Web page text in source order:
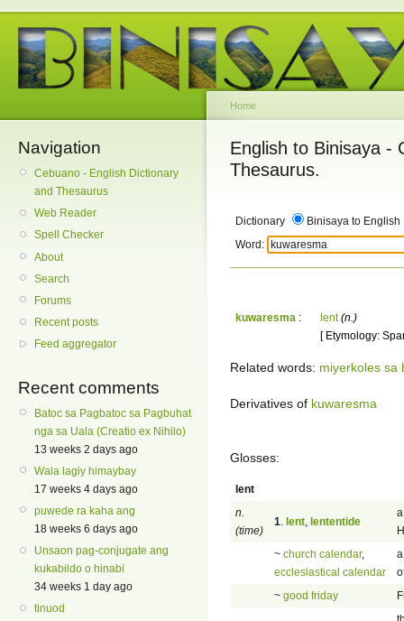
Navigation
Cebuano - English Dictionary
and Thesaurus
Web Reader
Spell Checker
About
Search
Forums
Recent posts
Feed aggregator
Recent comments
Batoc sa Pagbatoc sa Pagbuhat
nga sa Uala (Creatio ex Nihilo)
13 weeks 2 days ago
Wala lagiy himaybay
17 weeks 4 days ago
puwede ra kaha ang
18 weeks 6 days ago
Unsaon pag-conjugate ang
kukabildo o hinabi
34 weeks 1 day ago
tinuod
Home
English to Binisaya -
Thesaurus.
Dictionary
Binisaya to English
Word:
kuwaresma : lent (n.)
[ Etymology:
Related words: miyerkoles sa
Derivatives of kuwaresma
Glosses:
lent
n.
(time)
1 lent lententide
~ church calendar,
ecclesiastical calendar
~ good friday